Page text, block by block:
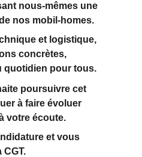
nous-mêmes une
nos mobil-homes.
et logistique,
concrètes,
quotidien pour tous.
poursuivre cet
à faire évoluer
votre écoute.
et vous
CGT.